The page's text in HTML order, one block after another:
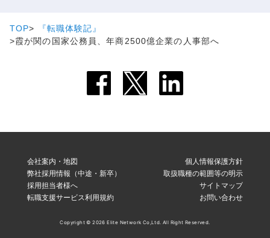
TOP
『転職体験記』
霞が関の国家公務員、年商2500億企業の人事部へ
会社案内・地図
弊社採用情報（中途・新卒）
採用担当者様へ
転職支援サービス利用規約
個人情報保護方針
取扱職種の範囲等の明示
サイトマップ
お問い合わせ
Copyright © 2026 Elite Network Co,Ltd. All Right Reserved.